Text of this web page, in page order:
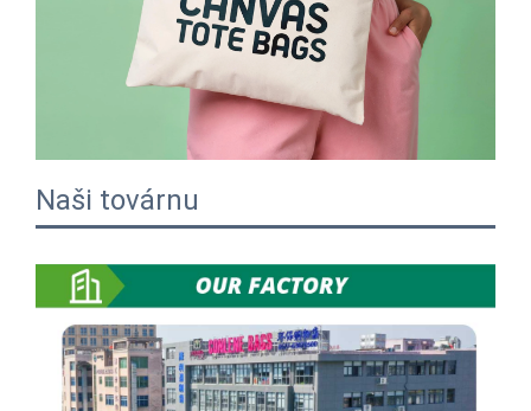
Naši továrnu